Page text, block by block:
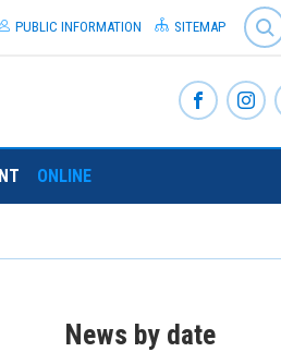
SEARCH
PUBLIC INFORMATION SITEMAP
ONLINE
News by date